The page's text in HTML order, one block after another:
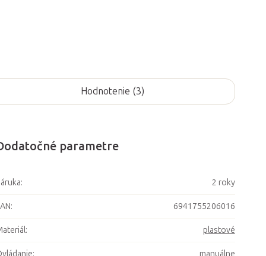
Hodnotenie (3)
parametre
: 2 roky
: 6941755206016
: plastové
: manuálne